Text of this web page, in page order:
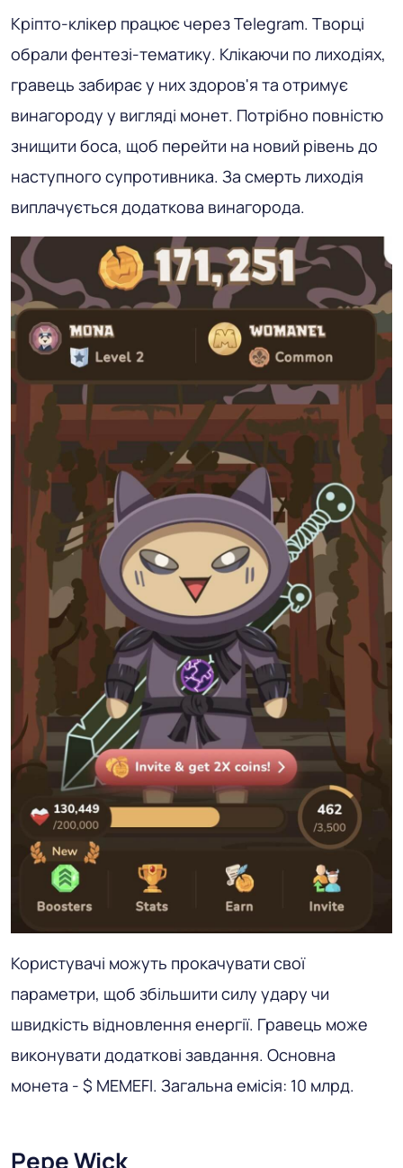
Кріпто-клікер працює через Telegram. Творці
обрали фентезі-тематику. Клікаючи по лиходіях,
гравець забирає у них здоров'я та отримує
винагороду у вигляді монет. Потрібно повністю
знищити боса, щоб перейти на новий рівень до
наступного супротивника. За смерть лиходія
виплачується додаткова винагорода.
Користувачі можуть прокачувати свої
параметри, щоб збільшити силу удару чи
швидкість відновлення енергії. Гравець може
виконувати додаткові завдання. Основна
монета - $ MEMEFI. Загальна емісія: 10 млрд.
Pepe Wick